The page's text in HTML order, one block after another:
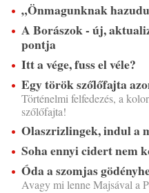
„Önmagunknak
A Borászok - új,
pontja
Itt a vége, fuss el véle?
Egy török szőlőfajta
Történelmi felfedezés, a
szőlőfajta!
Olaszrizlingek, indul a
Soha ennyi cidert nem
Óda a szomjas
Avagy mi lenne Majsával a